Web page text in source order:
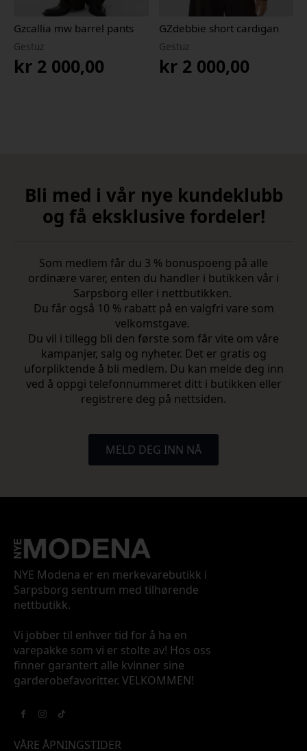
Gzcallia mw barrel pants
Gestuz
kr 2 000,00
GZdebbie short cardigan
Gestuz
kr2 000,00
Bli med i vår nye kundeklubb
og få eksklusive fordeler!
Som medlem får du 3 % bonuspoeng på alle
ordinære varer, enten du handler i butikken vår i
Sarpsborg eller i nettbutikken.
Du får også 10 % rabatt på en valgfri vare som
velkomstgave.
Du vil i tillegg bli den første som får vite om våre
kampanjer, salg og nyheter. Det er gratis og
uforpliktende å bli medlem. Du kan melde deg inn
ved å oppgi telefonnummeret ditt i butikken eller
registrere deg på nettsiden.
MELD DEG INN NÅ
NYE Modena er en merkevarebutikk i
Sarpsborg sentrum med tilhørende
nettbutikk.
Vi jobber til enhver tid for å ha en
varepakke som vi er stolte av! Hos oss
finner garantert alle kvinner sine
garderobefavoritter. VELKOMMEN!
VÅRE ÅPNINGSTIDER